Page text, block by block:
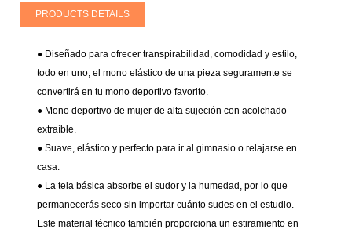
PRODUCTS DETAILS
● Diseñado para ofrecer transpirabilidad, comodidad y estilo,
todo en uno, el mono elástico de una pieza seguramente se
convertirá en tu mono deportivo favorito.
● Mono deportivo de mujer de alta sujeción con acolchado
extraíble.
● Suave, elástico y perfecto para ir al gimnasio o relajarse en
casa.
● La tela básica absorbe el sudor y la humedad, por lo que
permanecerás seco sin importar cuánto sudes en el estudio.
Este material técnico también proporciona un estiramiento en